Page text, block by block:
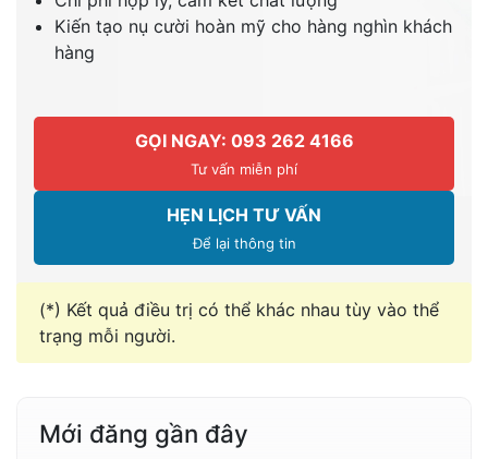
Kiến tạo nụ cười hoàn mỹ cho hàng nghìn khách
hàng
GỌI NGAY: 093 262 4166
Tư vấn miễn phí
HẸN LỊCH TƯ VẤN
Để lại thông tin
(*) Kết quả điều trị có thể khác nhau tùy vào thể
trạng mỗi người.
Mới đăng gần đây